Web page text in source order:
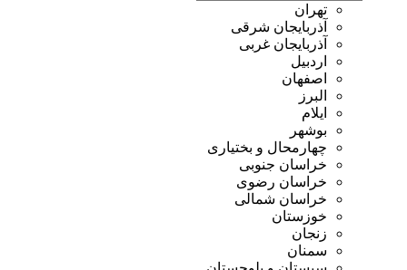
تهران
آذربایجان شرقی
آذربایجان غربی
اردبیل
اصفهان
البرز
ایلام
بوشهر
چهارمحال و بختیاری
خراسان جنوبی
خراسان رضوی
خراسان شمالی
خوزستان
زنجان
سمنان